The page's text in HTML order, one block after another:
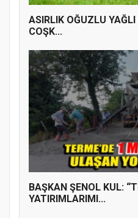
ASIRLIK OĞUZLU YAĞLI
COŞK...
BAŞKAN ŞENOL KUL:
YATIRIMLARIMI...